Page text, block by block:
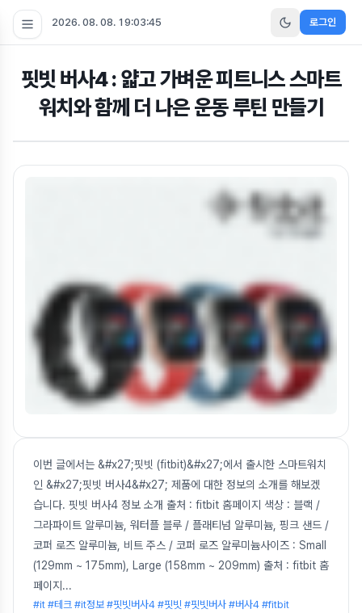
2026. 08. 08. 19:03:45 로그인
핏빗 버사4 : 얇고 가벼운 피트니스 스마트
워치와 함께 더 나은 운동 루틴 만들기
이번 글에서는 &#x27;핏빗 (fitbit)&#x27;에서 출시한 스마트워치
인 &#x27;핏빗 버사4&#x27; 제품에 대한 정보의 소개를 해보겠
습니다. 핏빗 버사4 정보 소개 출처 : fitbit 홈페이지 색상 : 블랙 /
그라파이트 알루미늄, 워터플 블루 / 플래티넘 알루미늄, 핑크 샌드 /
코퍼 로즈 알루미늄, 비트 주스 / 코퍼 로즈 알루미늄사이즈 : Small
(129mm ~ 175mm), Large (158mm ~ 209mm) 출처 : fitbit 홈
페이지 ...
#it #테크 #it정보 #핏빗버사4 #핏빗 #핏빗버사 #버사4 #fitbit